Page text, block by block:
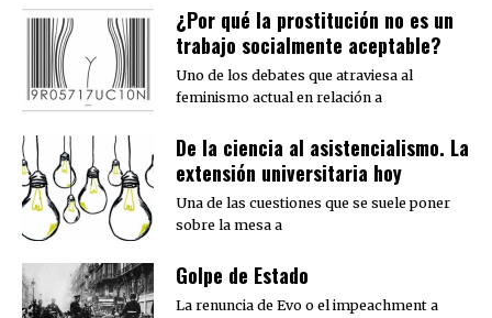
¿Por qué la prostitución no es un
trabajo socialmente aceptable?
Uno de los debates que atraviesa al
feminismo actual en relación a
De la ciencia al asistencialismo. La
extensión universitaria hoy
Una de las cuestiones que se suele poner
sobre la mesa a
Golpe de Estado
La renuncia de Evo o el impeachment a